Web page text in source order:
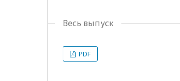
Весь выпуск
PDF